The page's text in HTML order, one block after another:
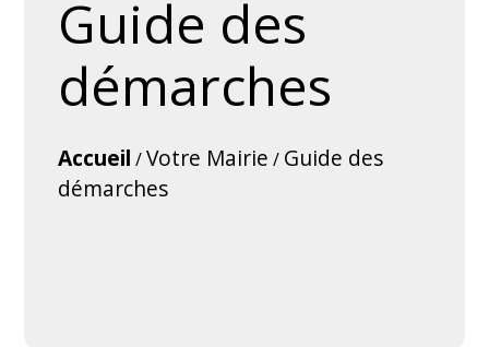
Guide des
démarches
Accueil /Votre Mairie / Guide des
démarches